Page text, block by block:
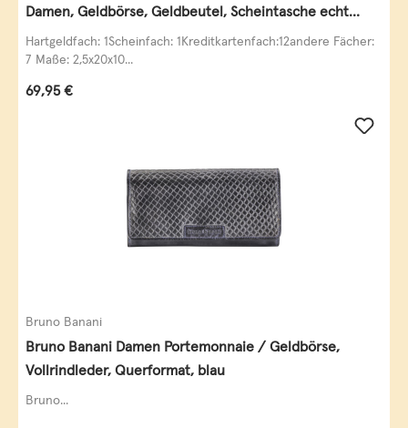
Damen, Geldbörse, Geldbeutel, Scheintasche echt
Leder
Hartgeldfach: 1Scheinfach: 1Kreditkartenfach:12andere Fächer:
7 Maße: 2,5x20x10...
Regulärer Preis:
69,95 €
Bruno Banani
Bruno Banani Damen Portemonnaie / Geldbörse,
Vollrindleder, Querformat, blau
Bruno...